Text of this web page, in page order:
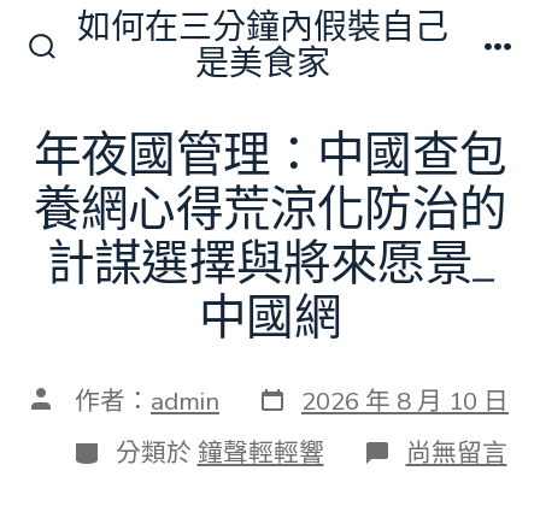
切
換
開
關
如何在三分鐘內假裝自己
是美食家
年夜國管理：中國查包
養網心得荒涼化防治的
計謀選擇與將來愿景_
中國網
文 作者： admin 發
表
日
期
2026 年 8 月 10 日
分
類
分類於 鐘聲輕輕響 在
〈年
尚無留言